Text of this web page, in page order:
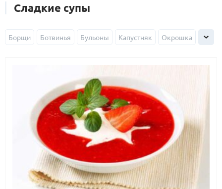
Сладкие супы
Борщи Ботвинья Бульоны Капустняк Окрошка